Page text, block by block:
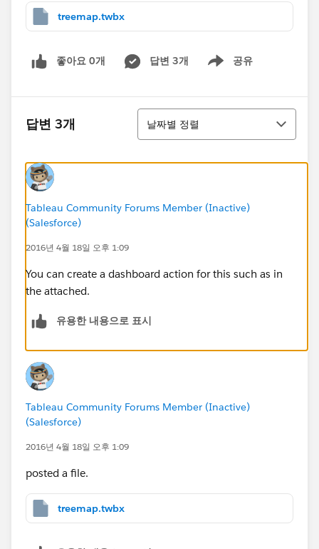
treemap.twbx
좋아요 0개 답변 3개 공유
Show menu
답변 3개
정렬
날짜별 정렬
Tableau Community Forums Member (Inactive)
(Salesforce)
2016년 4월 18일 오후 1:09
You can create a dashboard action for this such as in
the attached.
유용한 내용으로 표시
Tableau Community Forums Member (Inactive)
(Salesforce)
2016년 4월 18일 오후 1:09
posted a file.
treemap.twbx